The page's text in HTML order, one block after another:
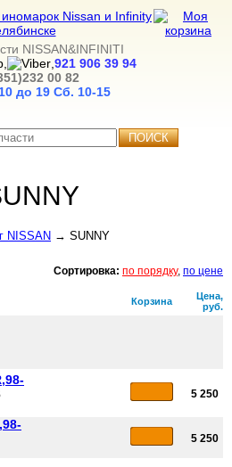
NISSAN&INFINITI
921 906 39 94
00 82
до 19 Сб. 10-15
ПОИСК
NISSAN → SUNNY
Сортировка: по порядку, по цене
Корзина
Цена,
руб.
5 250
5 250